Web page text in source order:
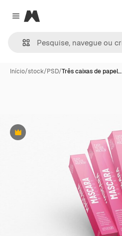
Close menu
Magnific
Início/stock/PSD/Três caixas de papel…
Premium